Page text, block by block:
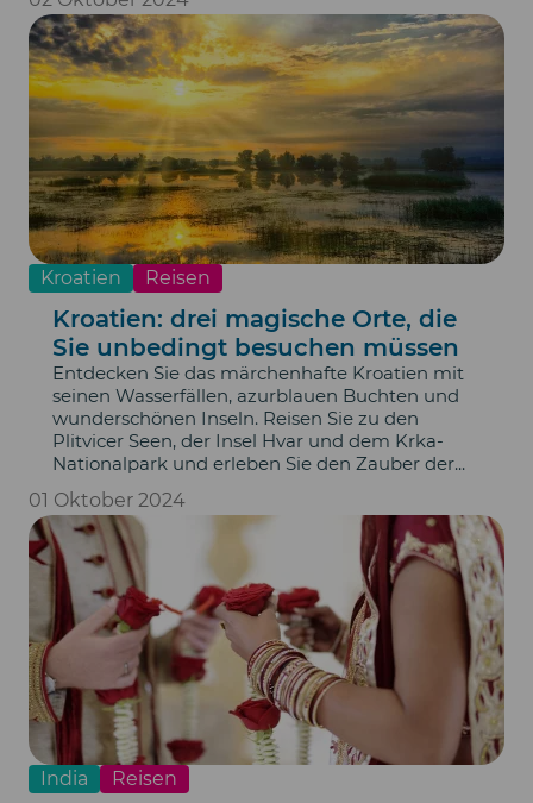
Kroatien Reisen
Kroatien: drei magische Orte, die
Sie unbedingt besuchen müssen
Entdecken Sie das märchenhafte Kroatien mit
seinen Wasserfällen, azurblauen Buchten und
wunderschönen Inseln. Reisen Sie zu den
Plitvicer Seen, der Insel Hvar und dem Krka-
Nationalpark und erleben Sie den Zauber der...
01 Oktober 2024
India Reisen